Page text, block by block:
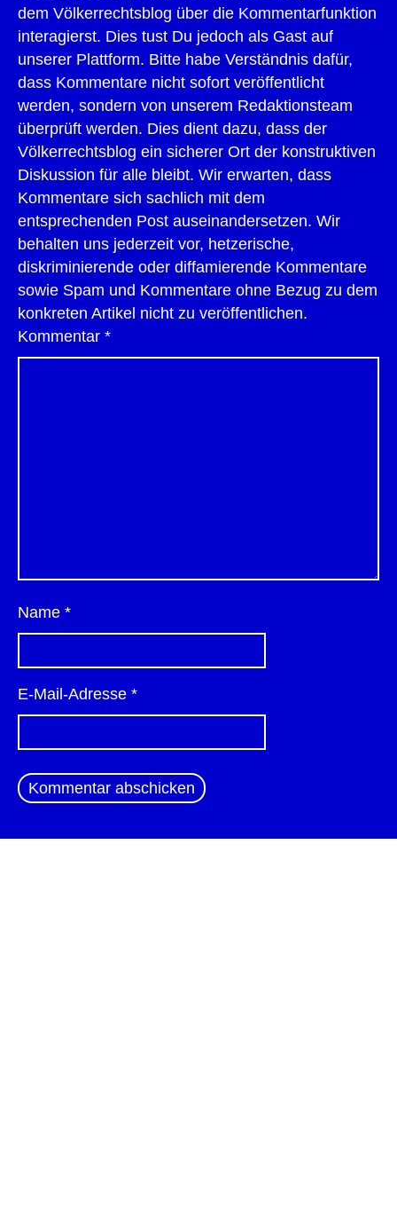
dem Völkerrechtsblog über die Kommentarfunktion
interagierst. Dies tust Du jedoch als Gast auf
unserer Plattform. Bitte habe Verständnis dafür,
dass Kommentare nicht sofort veröffentlicht
werden, sondern von unserem Redaktionsteam
überprüft werden. Dies dient dazu, dass der
Völkerrechtsblog ein sicherer Ort der konstruktiven
Diskussion für alle bleibt. Wir erwarten, dass
Kommentare sich sachlich mit dem
entsprechenden Post auseinandersetzen. Wir
behalten uns jederzeit vor, hetzerische,
diskriminierende oder diffamierende Kommentare
sowie Spam und Kommentare ohne Bezug zu dem
konkreten Artikel nicht zu veröffentlichen.
Kommentar *
Name *
E-Mail-Adresse *